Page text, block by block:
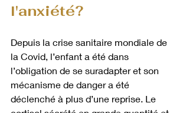
l'anxiété?
Depuis la crise sanitaire mondiale de
la Covid, l’enfant a été dans
l’obligation de se suradapter et son
mécanisme de danger a été
déclenché à plus d’une reprise. Le